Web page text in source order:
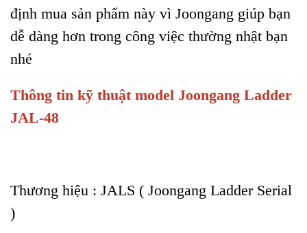
định mua sản phẩm này vì Joongang giúp bạn
dễ dàng hơn trong công việc thường nhật bạn
nhé
Thông tin kỹ thuật model Joongang Ladder
JAL-48
Thương hiệu : JALS ( Joongang Ladder Serial
)